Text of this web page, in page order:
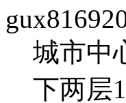
城市中
下两层